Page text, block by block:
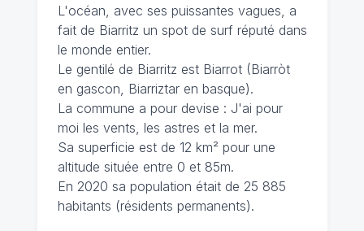
L'océan, avec ses puissantes vagues, a
fait de Biarritz un spot de surf réputé dans
le monde entier.
Le gentilé de Biarritz est Biarrot (Biarròt
en gascon, Biarriztar en basque).
La commune a pour devise : J'ai pour
moi les vents, les astres et la mer.
Sa superficie est de 12 km² pour une
altitude située entre 0 et 85m.
En 2020 sa population était de 25 885
habitants (résidents permanents).